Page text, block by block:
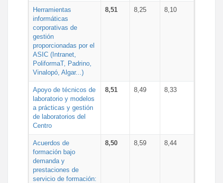
Herramientas
informáticas
corporativas de
gestión
proporcionadas por el
ASIC (Intranet,
PoliformaT, Padrino,
Vinalopó, Algar...)
8,51 8,25 8,10
Apoyo de técnicos de
laboratorio y modelos
a prácticas y gestión
de laboratorios del
Centro
8,51 8,49 8,33
Acuerdos de
formación bajo
demanda y
prestaciones de
servicio de formación:
8,50 8,59 8,44